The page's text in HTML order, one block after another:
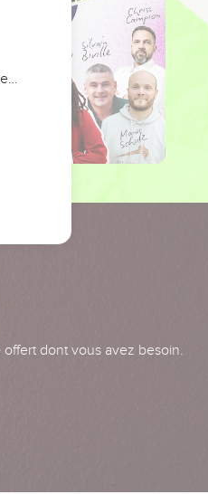
dont vous avez besoin.